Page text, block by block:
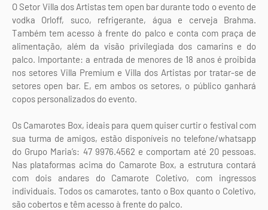
O Setor Villa dos Artistas tem open bar durante todo o evento de
vodka Orloff, suco, refrigerante, água e cerveja Brahma.
Também tem acesso à frente do palco e conta com praça de
alimentação, além da visão privilegiada dos camarins e do
palco. Importante: a entrada de menores de 18 anos é proibida
nos setores Villa Premium e Villa dos Artistas por tratar-se de
setores open bar. E, em ambos os setores, o público ganhará
copos personalizados do evento.
Os Camarotes Box, ideais para quem quiser curtir o festival com
sua turma de amigos, estão disponíveis no telefone/whatsapp
do Grupo Maria’s: 47 9976.4562 e comportam até 20 pessoas.
Nas plataformas acima do Camarote Box, a estrutura contará
com dois andares do Camarote Coletivo, com ingressos
individuais. Todos os camarotes, tanto o Box quanto o Coletivo,
são cobertos e têm acesso à frente do palco.